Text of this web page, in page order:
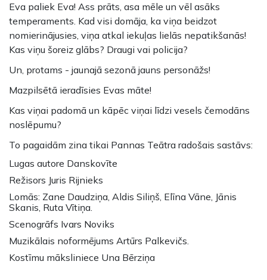
Eva paliek Eva! Ass prāts, asa mēle un vēl asāks
temperaments. Kad visi domāja, ka viņa beidzot
nomierinājusies, viņa atkal iekuļas lielās nepatikšanās!
Kas viņu šoreiz glābs? Draugi vai policija?
Un, protams - jaunajā sezonā jauns personāžs!
Mazpilsētā ieradīsies Evas māte!
Kas viņai padomā un kāpēc viņai līdzi vesels čemodāns
noslēpumu?
To pagaidām zina tikai Pannas Teātra radošais sastāvs:
Lugas autore Danskovīte
Režisors Juris Rijnieks
Lomās: Zane Daudziņa, Aldis Siliņš, Elīna Vāne, Jānis
Skanis, Ruta Vītiņa.
Scenogrāfs Ivars Noviks
Muzikālais noformējums Artūrs Palkevičs.
Kostīmu māksliniece Una Bērziņa